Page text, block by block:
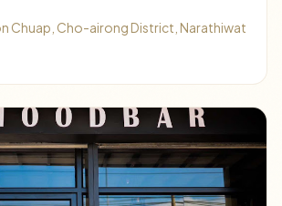
Chuap, Cho-airong District, Narathiwat